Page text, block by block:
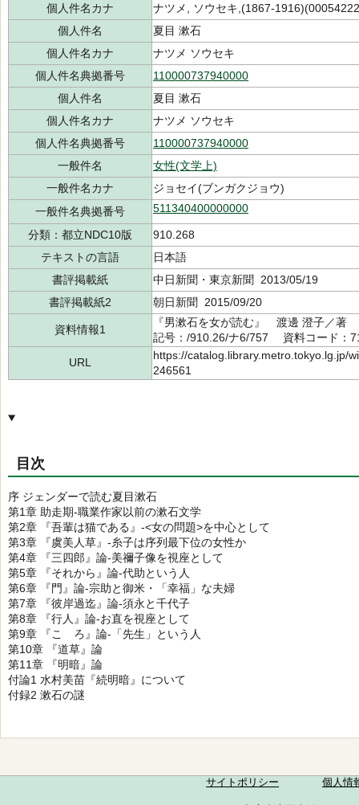
個人件名カナ
ナツメ, ソウセキ,(1867-
個人件名
夏目 漱石
個人件名カナ
ナツメ ソウセキ
個人件名典拠番号
110000737940000
個人件名
夏目 漱石
個人件名カナ
ナツメ ソウセキ
個人件名典拠番号
110000737940000
一般件名
女性(文学上)
一般件名カナ
ジョセイ(ブンガクジョウ)
一般件名典拠番号
511340400000000
分類：都立NDC10版
910.268
テキストの言語
日本語
書評掲載紙
中日新聞・東京新聞 2013/05/19
書評掲載紙2
朝日新聞 2015/09/20
資料情報1
『男漱石を女が読む』 渡邊 澄子／
記号：/910.26/ナ6/757 資料コード：
URL
https://catalog.library.metro.tokyo.lg.jp/
246561
目次
序 ジェンダーで読む夏目漱石
第1章 助走期-職業作家以前の漱石文学
第2章 『吾輩は猫である』-<女の問題>を中心として
第3章 『虞美人草』-糸子は序列最下位の女性か
第4章 『三四郎』論-美禰子像を視座として
第5章 『それから』論-代助という人
第6章 『門』論-宗助と御米・「幸福」な夫婦
第7章 『彼岸過迄』論-須永と千代子
第8章 『行人』論-お直を視座として
第9章 『こゝろ』論-「先生」という人
第10章 『道草』論
第11章 『明暗』論
付論1 水村美苗『続明暗』について
付録2 漱石の謎
サイトポリシー 個人情